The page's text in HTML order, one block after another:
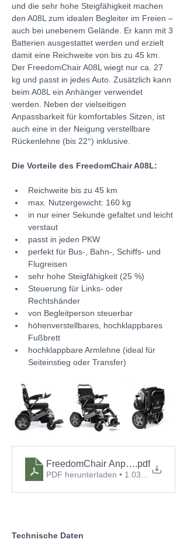
und die sehr hohe Steigfähigkeit machen
den A08L zum idealen Begleiter im Freien –
auch bei unebenem Gelände. Er kann mit 3
Batterien ausgestattet werden und erzielt
damit eine Reichweite von bis zu 45 km.
Der FreedomChair A08L wiegt nur ca. 27
kg und passt in jedes Auto. Zusätzlich kann
beim A08L ein Anhänger verwendet
werden. Neben der vielseitigen
Anpassbarkeit für komfortables Sitzen, ist
auch eine in der Neigung verstellbare
Rückenlehne (bis 22°) inklusive.
Die Vorteile des FreedomChair A08L:
Reichweite bis zu 45 km
max. Nutzergewicht: 160 kg
in nur einer Sekunde gefaltet und leicht
verstaut
passt in jeden PKW
perfekt für Bus-, Bahn-, Schiffs- und
Flugreisen
sehr hohe Steigfähigkeit (25 %)
Steuerung für Links- oder
Rechtshänder
von Begleitperson steuerbar
höhenverstellbares, hochklappbares
Fußbrett
hochklappbare Armlehne (ideal für
Seiteinstieg oder Transfer)
FreedomChair Anpassbogen
.pdf
PDF herunterladen • 1.03MB
Technische Daten